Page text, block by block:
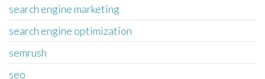
search engine marketing
search engine optimization
semrush
seo